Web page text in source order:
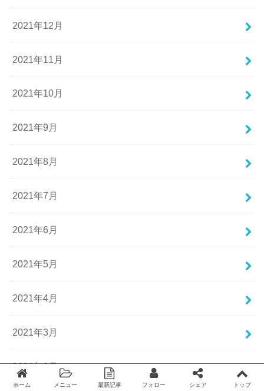
2021年12月
2021年11月
2021年10月
2021年9月
2021年8月
2021年7月
2021年6月
2021年5月
2021年4月
2021年3月
2021年2月
ホーム メニュー 最新記事 フォロー シェア トップ
Twitter facebook